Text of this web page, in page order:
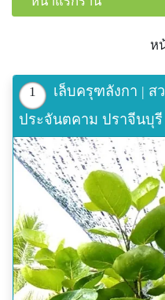
ห
1
เล็บครุฑลังกา |
ประจันตคาม ปราจีนบุรี